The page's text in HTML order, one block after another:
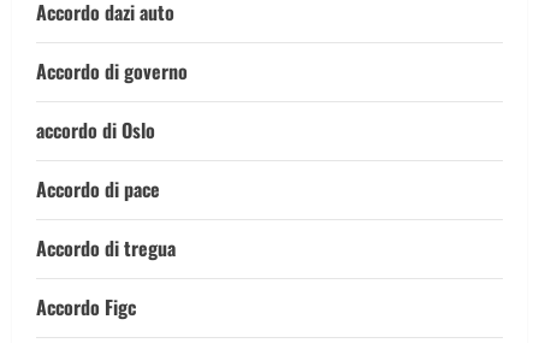
Accordo dazi auto
Accordo di governo
accordo di Oslo
Accordo di pace
Accordo di tregua
Accordo Figc